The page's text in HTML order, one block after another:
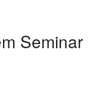
Seminar